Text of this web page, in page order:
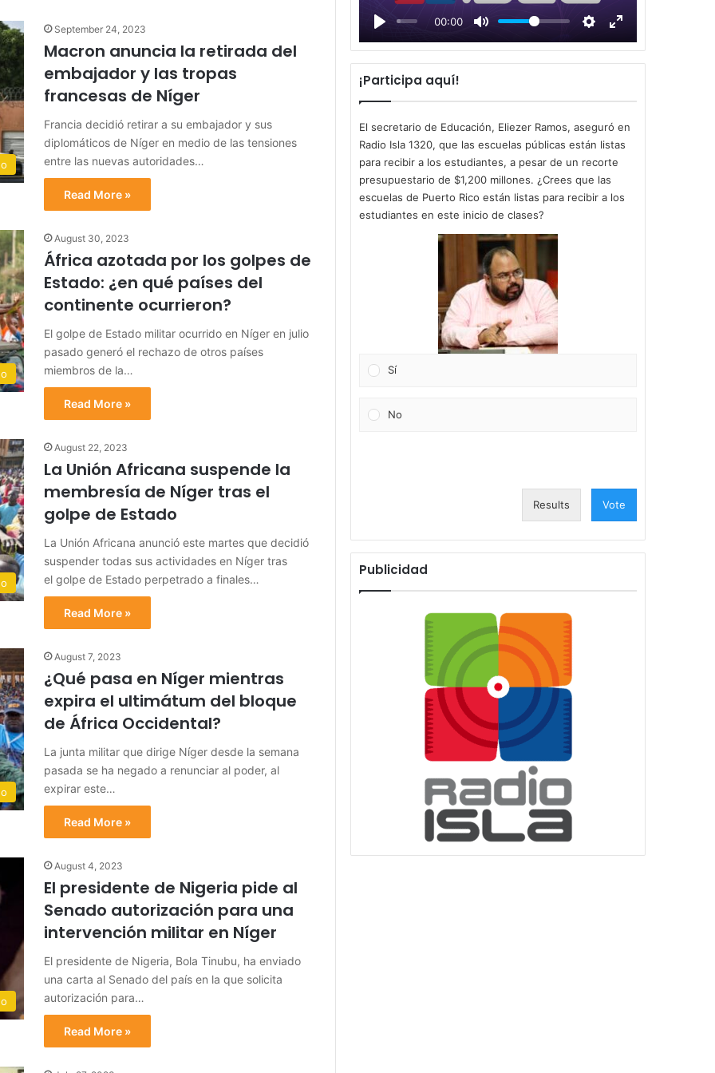
September 24, 2023
Macron anuncia la retirada del
embajador y las tropas
francesas de Níger
Francia decidió retirar a su embajador y sus
diplomáticos de Níger en medio de las tensiones
entre las nuevas autoridades…
Read More »
August 30, 2023
África azotada por los golpes de
Estado: ¿en qué países del
continente ocurrieron?
El golpe de Estado militar ocurrido en Níger en julio
pasado generó el rechazo de otros países
miembros de la…
Read More »
August 22, 2023
La Unión Africana suspende la
membresía de Níger tras el
golpe de Estado
La Unión Africana anunció este martes que decidió
suspender todas sus actividades en Níger tras
el golpe de Estado perpetrado a finales…
Read More »
August 7, 2023
¿Qué pasa en Níger mientras
expira el ultimátum del bloque
de África Occidental?
La junta militar que dirige Níger desde la semana
pasada se ha negado a renunciar al poder, al
expirar este…
Read More »
August 4, 2023
El presidente de Nigeria pide al
Senado autorización para una
intervención militar en Níger
El presidente de Nigeria, Bola Tinubu, ha enviado
una carta al Senado del país en la que solicita
autorización para…
Read More »
00:00
l
a
y
¡Participa aquí!
El secretario de Educación, Eliezer Ramos, aseguró en
Radio Isla 1320, que las escuelas públicas están listas
para recibir a los estudiantes, a pesar de un recorte
presupuestario de $1,200 millones. ¿Crees que las
escuelas de Puerto Rico están listas para recibir a los
estudiantes en este inicio de clases?
Sí
No
Results Vote
Publicidad